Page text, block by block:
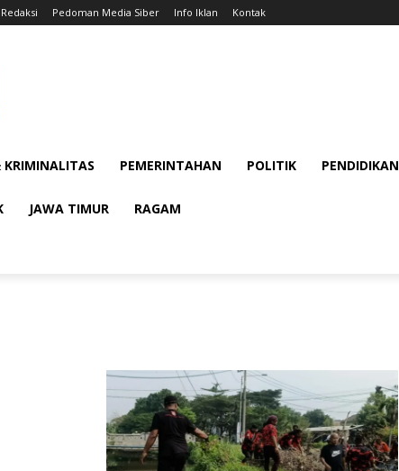
Redaksi Pedoman Media Siber Info Iklan Kontak
KRIMINALITAS PEMERINTAHAN POLITIK PENDIDIKAN
JAWA TIMUR RAGAM